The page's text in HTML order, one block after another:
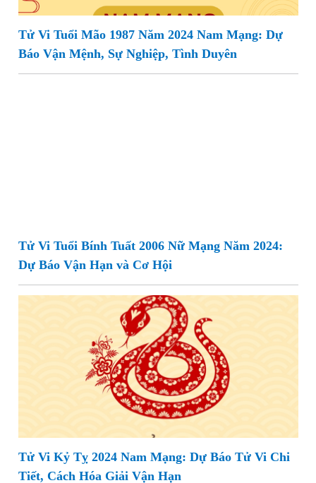
Tử Vi Tuổi Mão 1987 Năm 2024 Nam Mạng: Dự
Báo Vận Mệnh, Sự Nghiệp, Tình Duyên
Tử Vi Tuổi Bính Tuất 2006 Nữ Mạng Năm 2024:
Dự Báo Vận Hạn và Cơ Hội
Tử Vi Kỷ Tỵ 2024 Nam Mạng: Dự Báo Tử Vi Chi
Tiết, Cách Hóa Giải Vận Hạn